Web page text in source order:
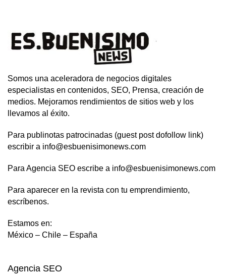
Somos una aceleradora de negocios digitales
especialistas en contenidos, SEO, Prensa, creación de
medios. Mejoramos rendimientos de sitios web y los
llevamos al éxito.
Para publinotas patrocinadas (guest post dofollow link)
escribir a info@esbuenisimonews.com
Para Agencia SEO escribe a info@esbuenisimonews.com
Para aparecer en la revista con tu emprendimiento,
escríbenos.
Estamos en:
México – Chile – España
Agencia SEO